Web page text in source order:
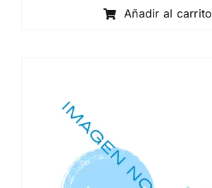
original
era:
actual
es:
Añadir al carrito